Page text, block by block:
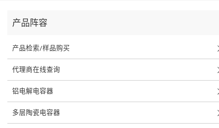
产品阵容
产品检索/样品购买
代理商在线查询
铝电解电容器
多层陶瓷电容器